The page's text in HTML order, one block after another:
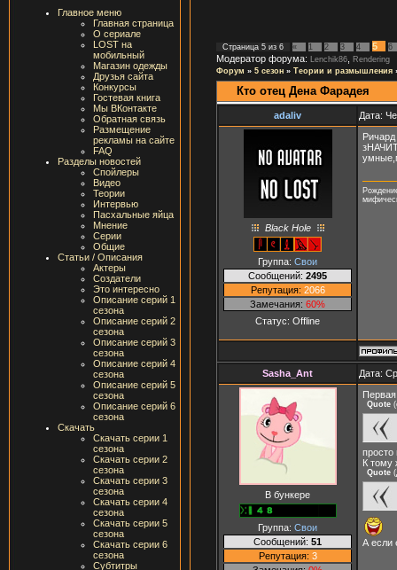
Главное меню
Главная страница
О сериале
LOST на
мобильный
Магазин одежды
Друзья сайта
Конкурсы
Гостевая книга
Мы ВКонтакте
Обратная связь
Размещение
рекламы на сайте
FAQ
Разделы новостей
Спойлеры
Видео
Теории
Интервью
Пасхальные яйца
Мнение
Серии
Общие
Статьи / Описания
Актеры
Создатели
Это интересно
Описание серий 1
сезона
Описание серий 2
сезона
Описание серий 3
сезона
Описание серий 4
сезона
Описание серий 5
сезона
Описание серий 6
сезона
Скачать
Скачать серии 1
сезона
Скачать серии 2
сезона
Скачать серии 3
сезона
Скачать серии 4
сезона
Скачать серии 5
сезона
Скачать серии 6
сезона
Субтитры
Страница 5 из 6 « 1 2 3 4 5 6
Модератор форума: Lenchik86
Rendering
Форум » 5 сезон » Теории и размышления
Кто отец Дена Фарадея
adaliv Дата:
Black Hole
Группа: Свои
Сообщений: 2495
Репутация: 2066
Замечания: 60%
Статус: Offline
Sasha_Ant Дата:
В бункере
Группа: Свои
Сообщений: 51
Репутация: 3
Quote (
просто
К тому
Quote (
А если